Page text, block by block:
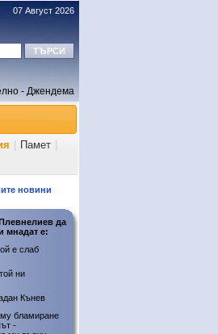
07 Август 2026
- Джендема
Памет
новини
да
мнадат е:
е слаб
ни
Кънев
му бламиране
-